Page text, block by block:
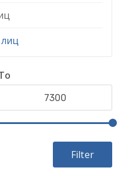
Filter